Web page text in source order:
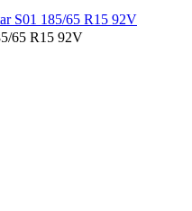
65 R15 92V